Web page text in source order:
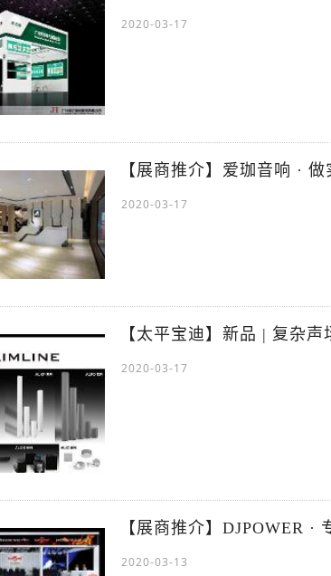
2020-03-17
【展商推介】爱珈音响 ·
2020-03-17
【太平宝迪】新品 | 复杂
2020-03-17
【展商推介】DJPOWER
2020-03-13